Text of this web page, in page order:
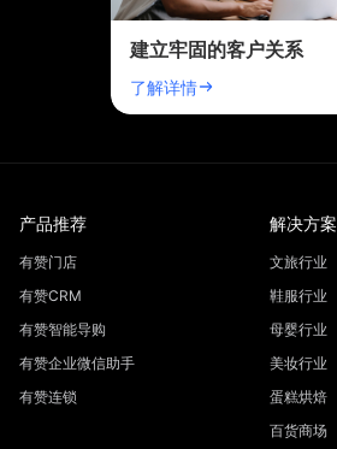
建立牢固的客户关系
了解详情
产品推荐
有赞门店
有赞CRM
有赞智能导购
有赞企业微信助手
有赞连锁
解决方案
文旅行业
鞋服行业
母婴行业
美妆行业
蛋糕烘焙
百货商场